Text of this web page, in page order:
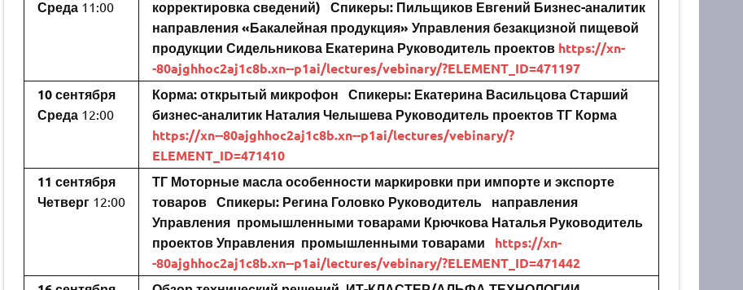
Среда11:00
корректировка сведений)
Спикеры: Пильщиков Евгений Бизнес-аналитик
направления «Бакалейная продукция» Управления безакцизной пищевой
продукции Сидельникова Екатерина Руководитель проектов https://xn-
-80ajghhoc2aj1c8b.xn--p1ai/lectures/vebinary/?ELEMENT_ID=471197
10 сентября
Среда12:00
Корма: открытый микрофон Спикеры: Екатерина Васильцова Старший
бизнес-аналитик Наталия Челышева Руководитель проектов ТГ Корма
https://xn--80ajghhoc2aj1c8b.xn--p1ai/lectures/vebinary/?
ELEMENT_ID=471410
11 сентября
Четверг12:00
ТГ Моторные масла особенности маркировки при импорте и экспорте
товаров Спикеры: Регина Головко Руководитель направления
Управления промышленными товарами Крючкова Наталья Руководитель
проектов Управления промышленными товарами
https://xn-
-80ajghhoc2aj1c8b.xn--p1ai/lectures/vebinary/?ELEMENT_ID=471442